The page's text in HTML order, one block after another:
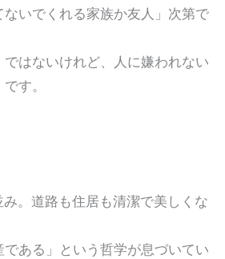
ないでくれる家族か友人」次第で
ではないけれど、人に嫌われない
す。
。道路も住居も清潔で美しくな
である」という哲学が息づいてい